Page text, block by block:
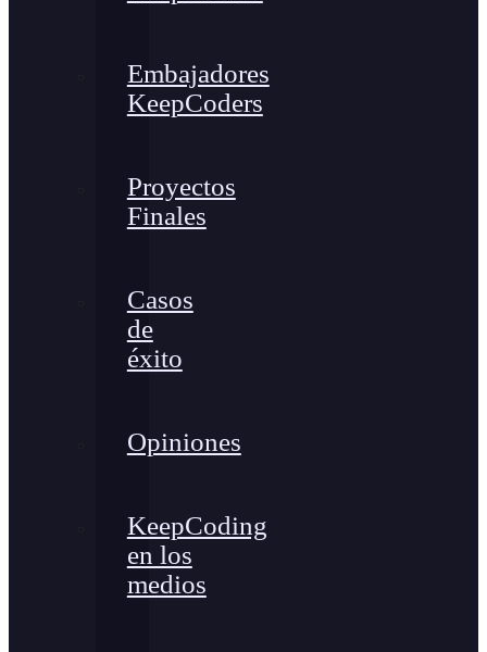
Embajadores
KeepCoders
Proyectos
Finales
Casos
de
éxito
Opiniones
KeepCoding
en los
medios